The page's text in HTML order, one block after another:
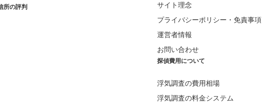
所の評判
サイト理念
プライバシーポリシー・免責事項
運営者情報
お問い合わせ
探偵費用について
浮気調査の費用相場
浮気調査の料金システム